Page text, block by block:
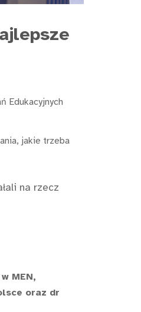
Edukacyjnych
jakie trzeba
na rzecz
MEN,
oraz dr